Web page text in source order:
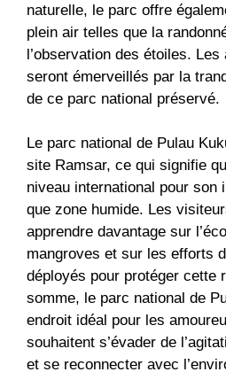
naturelle, le parc offre
plein air telles que la
l’observation des étoiles.
seront émerveillés par la
de ce parc national préservé.
Le parc national de Pulau
site Ramsar, ce qui signifie
niveau international pour son
que zone humide. Les
apprendre davantage sur
mangroves et sur les efforts
déployés pour protéger cette
somme, le parc national de
endroit idéal pour les
souhaitent s’évader de
et se reconnecter avec